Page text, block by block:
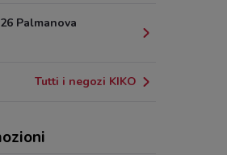
Palmanova
Tutti i negozi KIKO